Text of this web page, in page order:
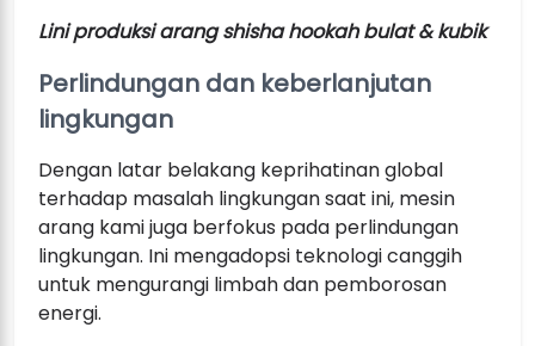
Lini produksi arang shisha hookah bulat & kubik
Perlindungan dan keberlanjutan
lingkungan
Dengan latar belakang keprihatinan global
terhadap masalah lingkungan saat ini, mesin
arang kami juga berfokus pada perlindungan
lingkungan. Ini mengadopsi teknologi canggih
untuk mengurangi limbah dan pemborosan
energi.